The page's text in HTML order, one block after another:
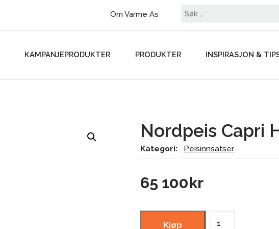
Om Varme As
KAMPANJEPRODUKTER PRODUKTER INSPIRASJON &
Nordpeis Capri
Kategori: Peisinnsatser
65 100kr
Kjøp